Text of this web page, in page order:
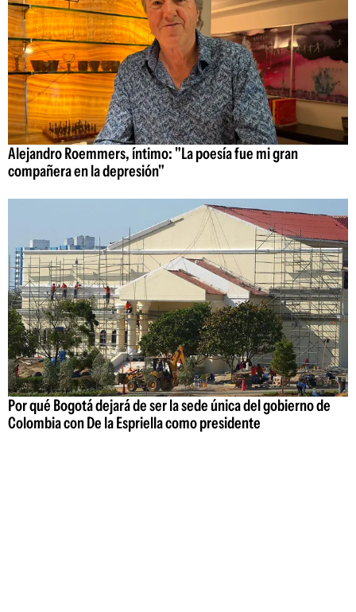
Alejandro Roemmers, íntimo: "La poesía fue mi gran
compañera en la depresión"
Por qué Bogotá dejará de ser la sede única del gobierno de
Colombia con De la Espriella como presidente